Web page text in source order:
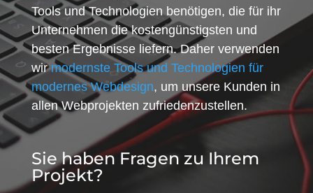
Tools und Technologien benötigen, die für ihr
Unternehmen die kostengünstigsten und
besten Ergebnisse liefern. Daher verwenden
wirmodernste Tools und Technologien für
modernes Webdesign, um unsere Kunden in
allen Webprojekten zufriedenzustellen.
Sie haben Fragen zu Ihrem
Projekt?